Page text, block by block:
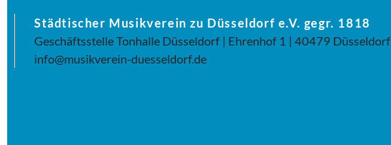
Städtischer Musikverein zu Düsseldorf e.V. gegr. 1818
Geschäftsstelle Tonhalle Düsseldorf | Ehrenhof 1 | 40479 Düsseldorf
info@musikverein-duesseldorf.de